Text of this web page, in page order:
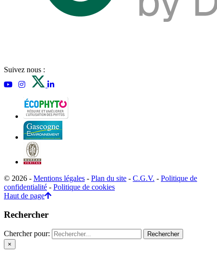
Suivez nous :
© 2026 - Mentions légales - Plan du site - C.G.V. - Politique de
confidentialité - Politique de cookies
Haut de page
Rechercher
Chercher pour:
×